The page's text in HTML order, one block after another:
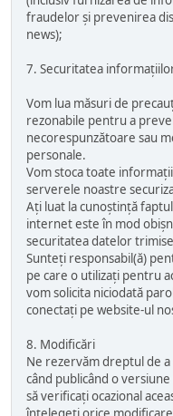
fraudelor și prevenirea
news);
7. Securitatea
Vom lua măsuri de
rezonabile pentru a
necorespunzătoare sau
personale.
Vom stoca toate
serverele noastre
Ați luat la cunoștință
internet este în mod
securitatea datelor
Sunteți responsabil(ă)
pe care o utilizați pentru
vom solicita niciodată
conectați pe website-ul
8. Modificări
Ne rezervăm dreptul de a
când publicând o
să verificați ocazional